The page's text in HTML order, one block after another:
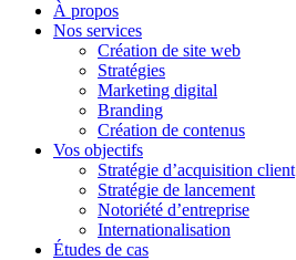
À propos
Nos services
Création de site web
Stratégies
Marketing digital
Branding
Création de contenus
Vos objectifs
Stratégie d’acquisition client
Stratégie de lancement
Notoriété d’entreprise
Internationalisation
Études de cas